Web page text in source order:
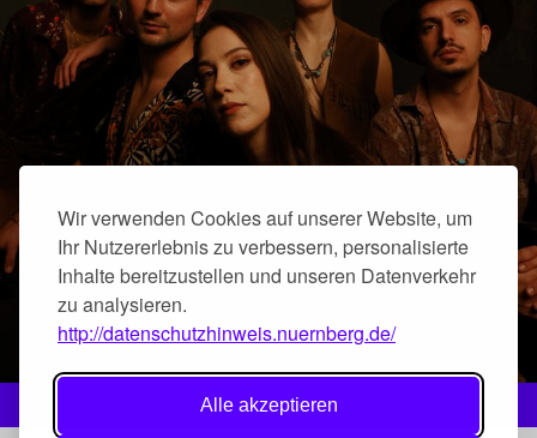
Wir verwenden Cookies auf unserer Website, um
Ihr Nutzererlebnis zu verbessern, personalisierte
Inhalte bereitzustellen und unseren Datenverkehr
zu analysieren.
http://datenschutzhinweis.nuernberg.de/
Alle akzeptieren
Foto: Frank Kreuzer